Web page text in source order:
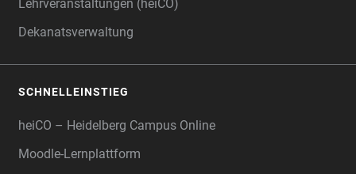
Lehrveranstaltungen (heiCO)
Dekanatsverwaltung
SCHNELLEINSTIEG
heiCO – Heidelberg Campus Online
Moodle-Lernplattform